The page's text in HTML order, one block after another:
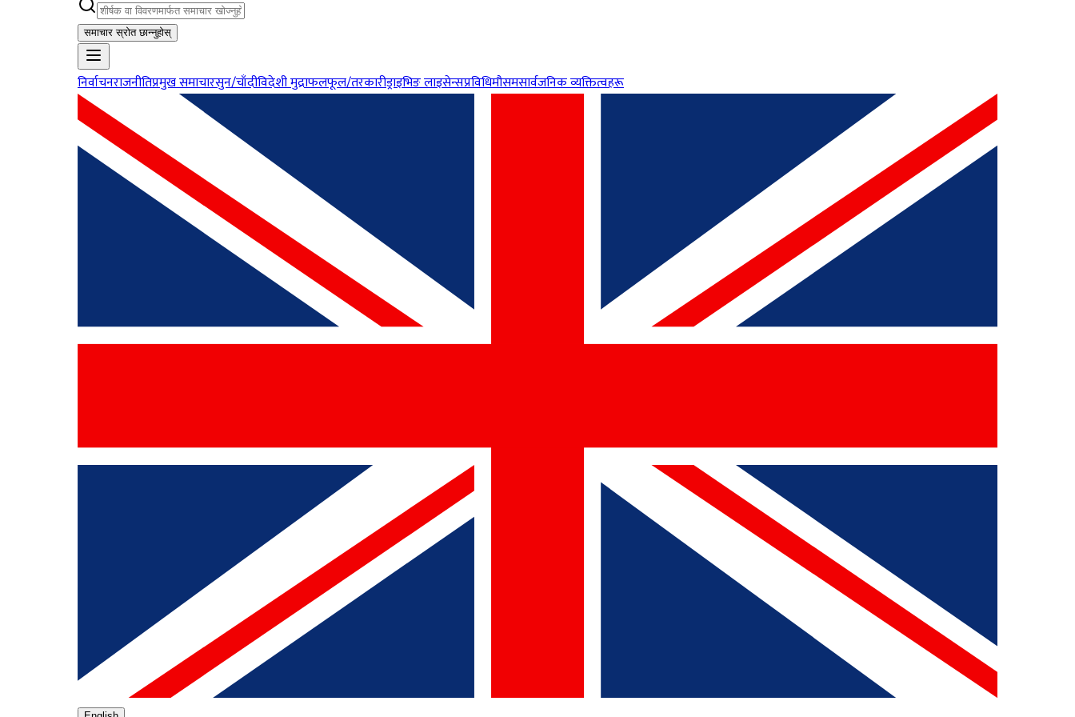
समाचार स्रोत छान्नुहोस्
निर्वाचनराजनीतिप्रमुख समाचारसुन/चाँदीविदेशी मुद्राफलफूल/तरकारीड्राइभिङ लाइसेन्सप्रविधिमौसमसार्वजनिक व्यक्तित्वहरू